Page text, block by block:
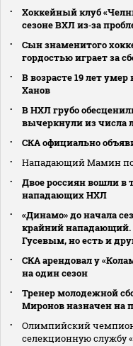
Хоккейный клуб
сезоне ВХЛ из‑за
Сын знаменитого
гордостью играет за
В возрасте 19 лет
Ханов
В НХЛ грубо
вычеркнули из числа
СКА официально
Нападающий Мамин
Двое россиян вошли в
нападающих НХЛ
«Динамо» до начала
крайний нападающий.
Гусевым, но есть и
СКА арендовал у
на один сезон
Тренер молодежной
Миронов назначен на
Олимпийский
селекционную службу